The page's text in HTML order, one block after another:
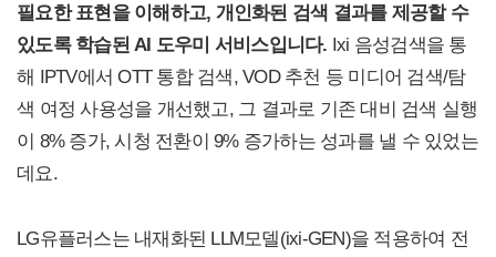
필요한 표현을 이해하고, 개인화된 검색 결과를 제공할 수
있도록 학습된 AI 도우미 서비스입니다. Ixi 음성검색을 통
해 IPTV에서 OTT 통합 검색, VOD 추천 등 미디어 검색/탐
색 여정 사용성을 개선했고, 그 결과로 기존 대비 검색 실행
이 8% 증가, 시청 전환이 9% 증가하는 성과를 낼 수 있었는
데요.
LG유플러스는 내재화된 LLM모델(ixi-GEN)을 적용하여 전